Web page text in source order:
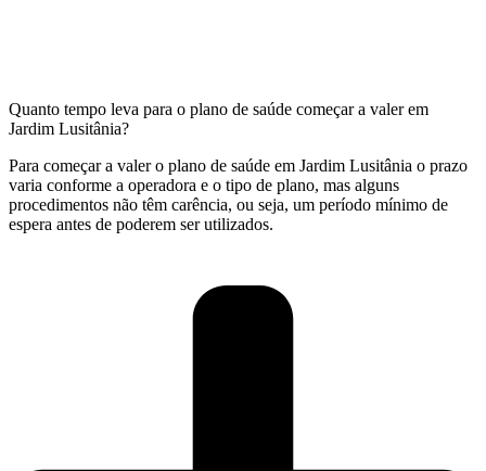
Quanto tempo leva para o plano de saúde começar a valer em
Jardim Lusitânia?
Para começar a valer o plano de saúde em Jardim Lusitânia o prazo
varia conforme a operadora e o tipo de plano, mas alguns
procedimentos não têm carência, ou seja, um período mínimo de
espera antes de poderem ser utilizados.